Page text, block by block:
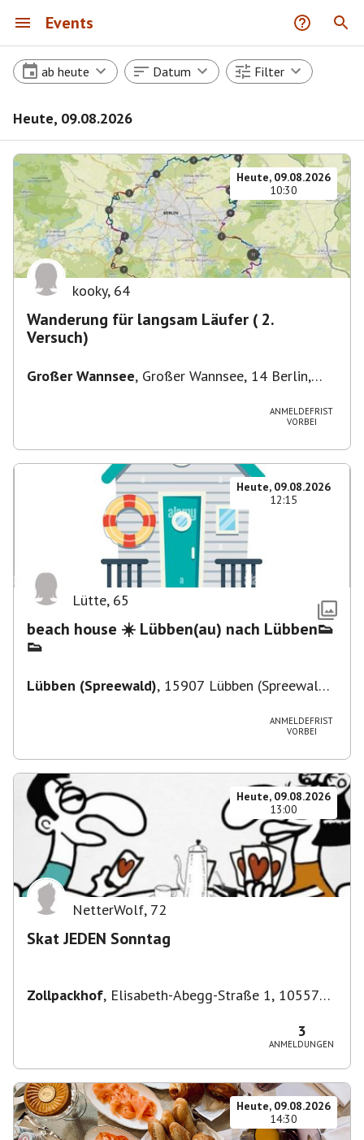
Events
ab heute Datum Filter
Heute, 09.08.2026
Heute, 09.08.2026
10:30
kooky, 64
Wanderung für langsam Läufer ( 2.
Versuch)
Großer Wannsee, Großer Wannsee, 14 Berlin,
ANMELDEFRIST
VORBEI
Heute, 09.08.2026
12:15
Lütte, 65
beach house ☀️ Lübben(au) nach Lübben👟
👟
Lübben (Spreewald), 15907 Lübben (Spreewald),
ANMELDEFRIST
VORBEI
Heute, 09.08.2026
13:00
NetterWolf, 72
Skat JEDEN Sonntag
Zollpackhof, Elisabeth-Abegg-Straße 1, 10557
3
ANMELDUNGEN
Heute, 09.08.2026
14:30